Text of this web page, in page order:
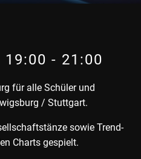
19:00 - 21:00
für alle Schüler und
/ Stuttgart.
sowie Trend-
Charts gespielt.